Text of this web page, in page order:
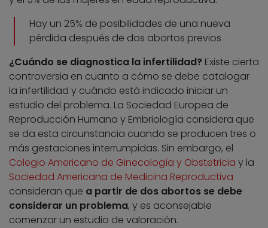
Hay un 25% de posibilidades de una nueva
pérdida después de dos abortos previos
¿Cuándo se diagnostica la infertilidad? Existe cierta
controversia en cuanto a cómo se debe catalogar
la infertilidad y cuándo está indicado iniciar un
estudio del problema. La Sociedad Europea de
Reproducción Humana y Embriología considera que
se da esta circunstancia cuando se producen tres o
más gestaciones interrumpidas. Sin embargo, el
Colegio Americano de Ginecología y Obstetricia y la
Sociedad Americana de Medicina Reproductiva
consideran que a partir de dos abortos se debe
considerar un problema, y es aconsejable
comenzar un estudio de valoración.